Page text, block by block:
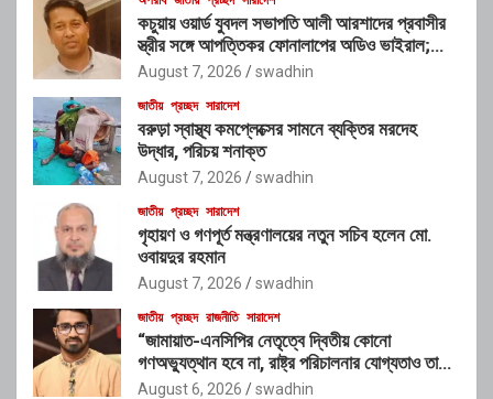
কচুয়ায় ওয়ার্ড যুবদল সভাপতি আলী আরশাদের প্রবাসীর
স্ত্রীর সঙ্গে আপত্তিকর ফোনালাপের অডিও ভাইরাল;
শাস্তির দাবি এলাকাবাসীর
August 7, 2026 swadhin
জাতীয় প্রচ্ছদ সারাদেশ
বরুড়া স্বাস্থ্য কমপ্লেক্সের সামনে ব্যক্তির মরদেহ
উদ্ধার, পরিচয় শনাক্ত
August 7, 2026 swadhin
জাতীয় প্রচ্ছদ সারাদেশ
গৃহায়ণ ও গণপূর্ত মন্ত্রণালয়ের নতুন সচিব হলেন মো.
ওবায়দুর রহমান
August 7, 2026 swadhin
জাতীয় প্রচ্ছদ রাজনীতি সারাদেশ
“জামায়াত-এনসিপির নেতৃত্বে দ্বিতীয় কোনো
গণঅভ্যুত্থান হবে না, রাষ্ট্র পরিচালনার যোগ্যতাও তাদের
নেই”: রাশেদ খাঁনের
August 6, 2026 swadhin